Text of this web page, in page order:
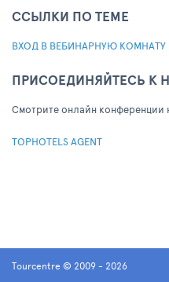
ССЫЛКИ ПО ТЕМЕ
ВХОД В ВЕБИНАРНУЮ КОМНАТУ
ПРИСОЕДИНЯЙТЕСЬ К
Cмотрите онлайн
TOPHOTELS AGENT
Tourcentre © 2009 - 2026